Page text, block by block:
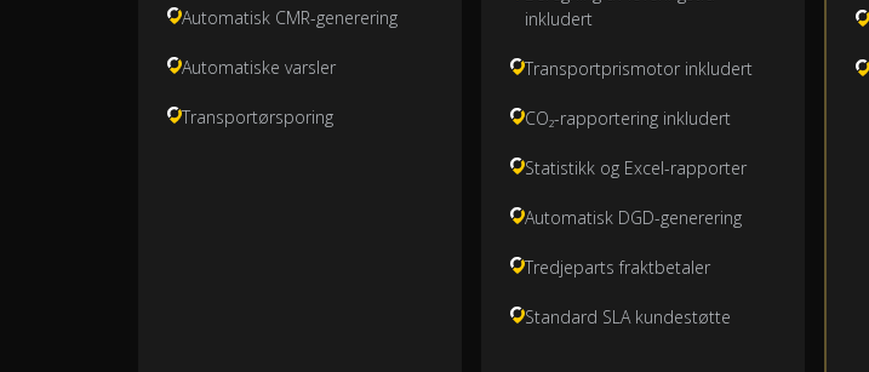
Automatisk CMR-generering
Automatiske varsler
Transportørsporing
inkludert
Transportprismotor inkludert
CO₂-rapportering inkludert
Statistikk og Excel-rapporter
Automatisk DGD-generering
Tredjeparts fraktbetaler
Standard SLA kundestøtte